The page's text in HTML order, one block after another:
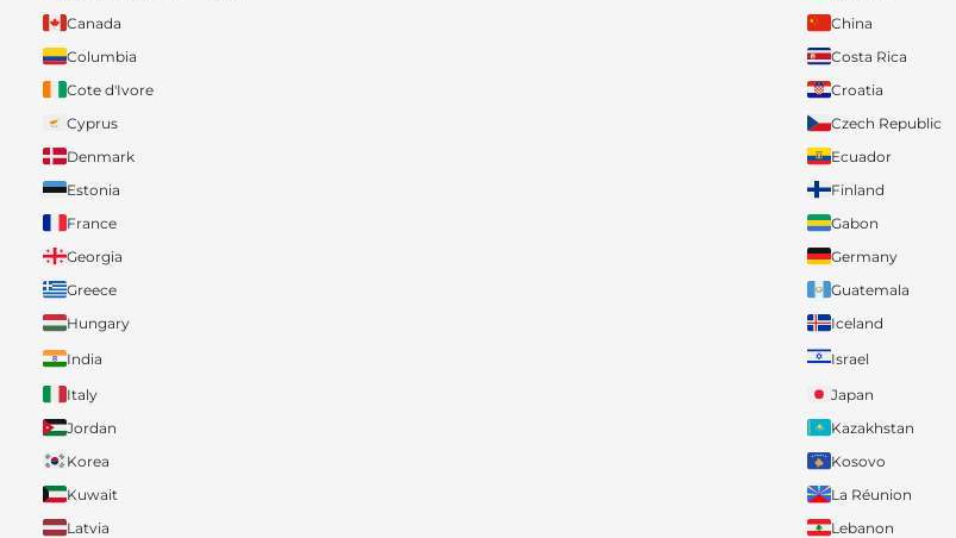
Canada
China
Columbia
Costa Rica
Cote d'Ivore
Croatia
Cyprus
Czech Republic
Denmark
Ecuador
Estonia
Finland
France
Gabon
Georgia
Germany
Greece
Guatemala
Hungary
Iceland
India
Israel
Italy
Japan
Jordan
Kazakhstan
Korea
Kosovo
Kuwait
La Réunion
Latvia
Lebanon